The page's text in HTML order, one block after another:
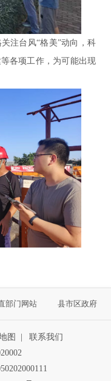
注台风“格美”动向，科
各项工作，为可能出现
部门网站 县市区政府
图
联系我们